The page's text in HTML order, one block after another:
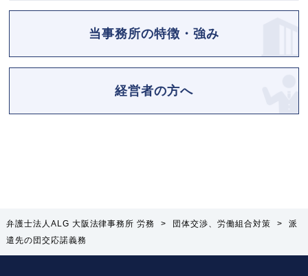
当事務所の特徴・強み
経営者の方へ
弁護士法人ALG 大阪法律事務所 労務 > 団体交渉、労働組合対策 >
派
遣先の団交応諾義務